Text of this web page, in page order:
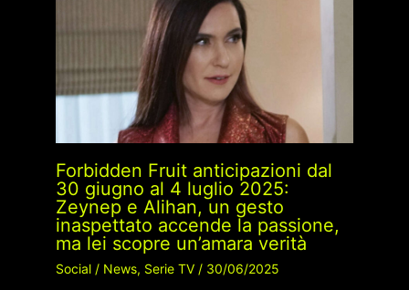
Forbidden Fruit anticipazioni dal
30 giugno al 4 luglio 2025:
Zeynep e Alihan, un gesto
inaspettato accende la passione,
ma lei scopre un’amara verità
Social/ News, Serie TV/ 30/06/2025